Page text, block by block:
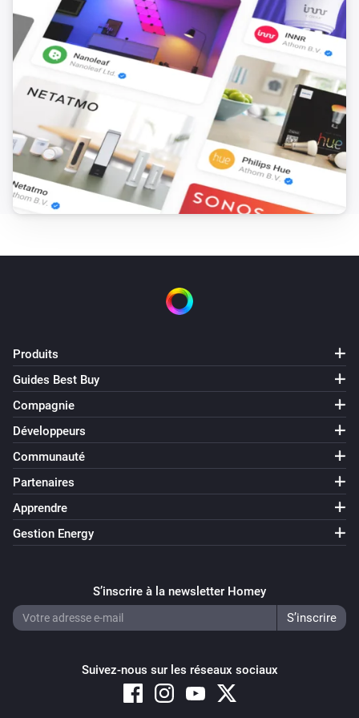
Dacia Spring
At home
Brachée
Renault Megane
Est activé
Renault Zoe
Brachée
Alors...
Dacia Spring
Dacia Spring
Dacia Spring
Alterner activé ou désactivé
Dacia Spring
Start Charge
Produits
Guides Best Buy
Compagnie
Développeurs
Communauté
Partenaires
Apprendre
Gestion Energy
S’inscrire à la newsletter Homey
Suivez-nous sur les réseaux sociaux